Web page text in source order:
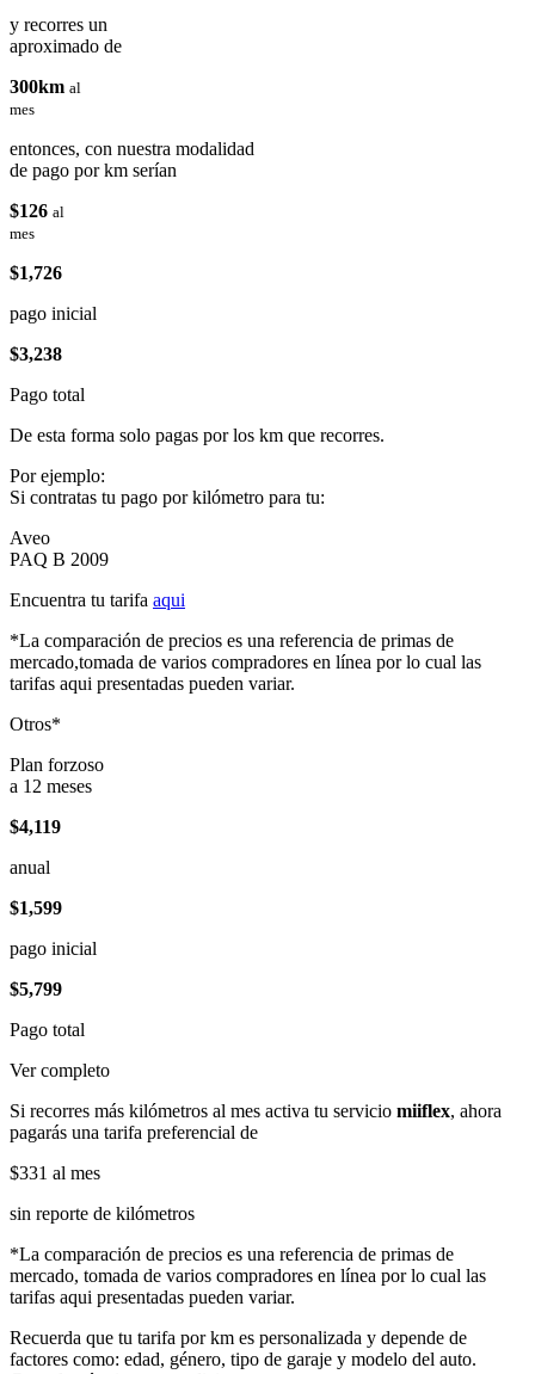
y recorres un
aproximado de
300km al
mes
entonces, con nuestra modalidad
de pago por km serían
$126 al
mes
$1,726
pago inicial
$3,238
Pago total
De esta forma solo pagas por los km que recorres.
Por ejemplo:
Si contratas tu pago por kilómetro para tu:
Aveo
PAQ B 2009
Encuentra tu tarifa aqui
*La comparación de precios es una referencia de primas de
mercado,tomada de varios compradores en línea por lo cual las
tarifas aqui presentadas pueden variar.
Otros*
Plan forzoso
a 12 meses
$4,119
anual
$1,599
pago inicial
$5,799
Pago total
Ver completo
Si recorres más kilómetros al mes activa tu servicio miiflex, ahora
pagarás una tarifa preferencial de
$331 al mes
sin reporte de kilómetros
*La comparación de precios es una referencia de primas de
mercado, tomada de varios compradores en línea por lo cual las
tarifas aqui presentadas pueden variar.
Recuerda que tu tarifa por km es personalizada y depende de
factores como: edad, género, tipo de garaje y modelo del auto.